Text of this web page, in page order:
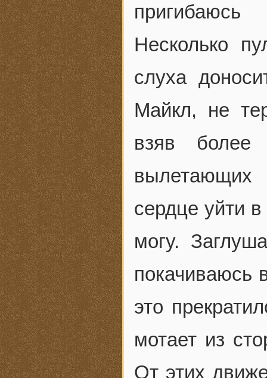
Несколько
слуха
Майкл, не
взяв более
сердце уйти
могу.
покачиваюсь
это
мотает из
От этих